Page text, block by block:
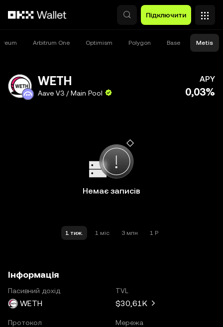
Підключити
Arbitrum One Optimism Polygon Base Metis
WETH
Aave V3 / Main Pool
APY
0,03%
Немає записів
1 тиж. 1 міс 3 млн 1 Р
Інформація
Пасивний дохід
WETH
TVL
$30,61K
Протокол Мережа